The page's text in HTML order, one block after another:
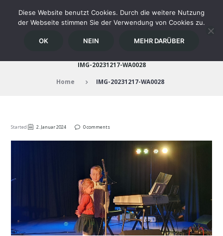
IMG-20231217-WA0028
Home IMG-20231217-WA0028
Started 2. Januar 2024 0 comments
Diese Website benutzt Cookies. Durch die weitere Nutzung
der Webseite stimmen Sie der Verwendung von Cookies zu.
OK NEIN MEHR DARÜBER